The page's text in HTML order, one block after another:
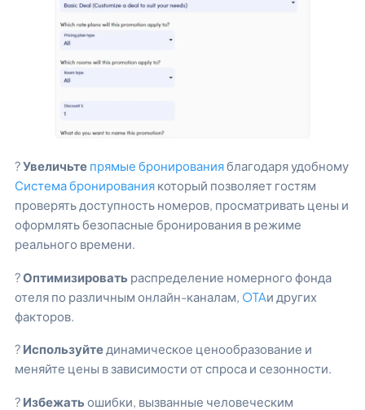
?Увеличьте прямые бронированияблагодаря удобному
Система бронирования который позволяет гостям
проверять доступность номеров, просматривать цены и
оформлять безопасные бронирования в режиме
реального времени.
?Оптимизировать распределение номерного фонда
отеля по различным онлайн-каналам, OTAи других
факторов.
? Используйте динамическое ценообразование и
меняйте цены в зависимости от спроса и сезонности.
? Избежать ошибки, вызванные человеческим